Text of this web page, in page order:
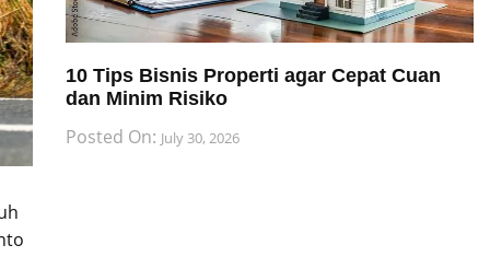
10 Tips Bisnis Properti agar Cepat Cuan
dan Minim Risiko
Posted On: July 30, 2026